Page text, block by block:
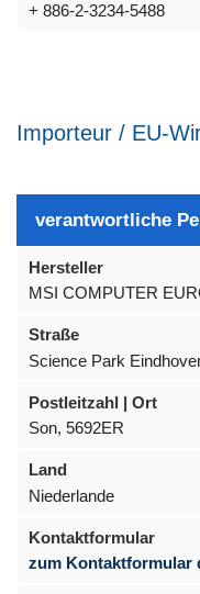
+ 886-2-3234-5488
Importeur / EU-
verantwortliche
Hersteller
MSI COMPUTER
Straße
Science Park
Postleitzahl | Ort
Son, 5692ER
Land
Niederlande
Kontaktformular
zum Kontaktformular